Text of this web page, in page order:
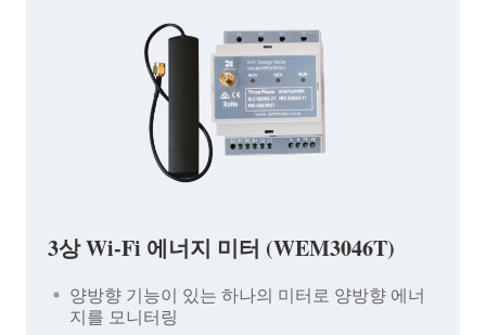
3상 Wi-Fi 에너지 미터 (WEM3046T)
양방향 기능이 있는 하나의 미터로 양방향 에너
지를 모니터링